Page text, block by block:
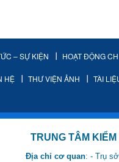
– SỰ KIỆN HOẠT ĐỘNG
HỆ THƯ VIỆN ẢNH TÀI
TÂM KIỂM SOÁT
Địa chỉ cơ quan: - Trụ